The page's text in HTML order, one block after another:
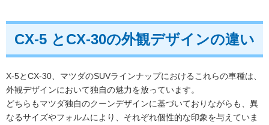
CX-5 とCX-30の外観デザインの違い
X-5とCX-30、マツダのSUVラインナップにおけるこれらの車種は、
外観デザインにおいて独自の魅力を放っています。
どちらもマツダ独自のクーンデザインに基づいておりながらも、異
なるサイズやフォルムにより、それぞれ個性的な印象を与えていま